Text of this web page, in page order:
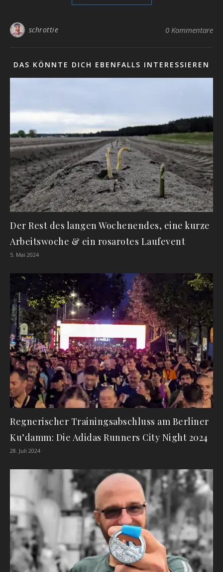
schrottie 0 Kommentare
DAS KÖNNTE DICH EBENFALLS INTERESSIEREN
Der Rest des langen Wochenendes, eine kurze
Arbeitswoche & ein rosarotes Laufevent
5. Mai 2024
Regnerischer Trainingsabschluss am Berliner
Ku’damm: Die Adidas Runners City Night 2024
28. Juli 2024